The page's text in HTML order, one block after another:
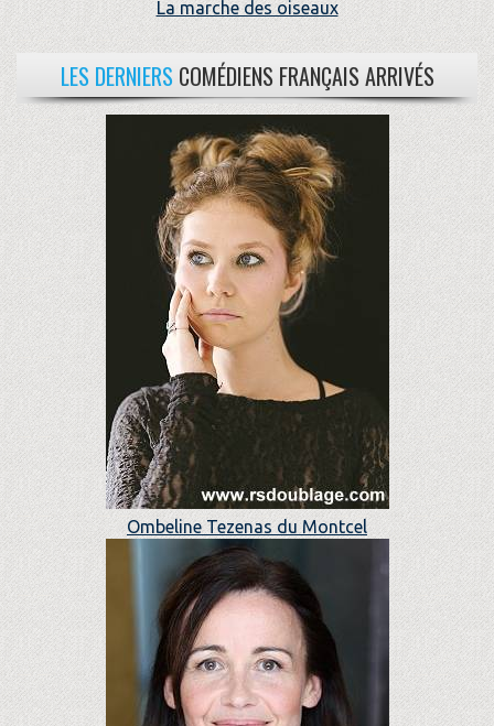
La marche des oiseaux
LES DERNIERS COMÉDIENS FRANÇAIS ARRIVÉS
Ombeline Tezenas du Montcel